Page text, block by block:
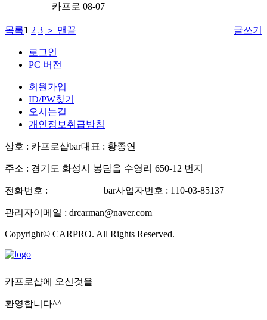
카프로 08-07
목록 글쓰기
1 2 3 ＞ 맨끝
로그인
PC 버전
회원가입
ID/PW찾기
오시는길
개인정보취급방침
상호 : 카프로샵bar대표 : 황종연
주소 : 경기도 화성시 봉담읍 수영리 650-12 번지
전화번호 : bar사업자번호 : 110-03-85137
관리자이메일 : drcarman@naver.com
Copyright© CARPRO. All Rights Reserved.
카프로샵에 오신것을
환영합니다^^